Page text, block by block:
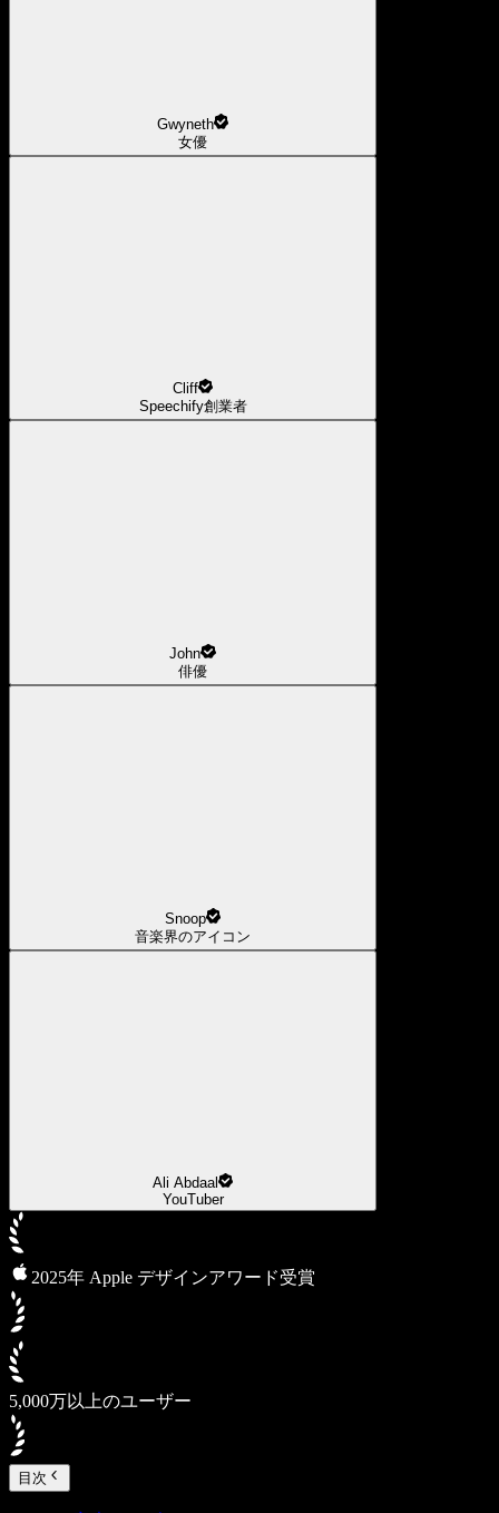
Gwyneth
女優
Cliff
Speechify創業者
John
俳優
Snoop
音楽界のアイコン
Ali Abdaal
YouTuber
2025年 Apple デザインアワード受賞
5,000万以上のユーザー
目次